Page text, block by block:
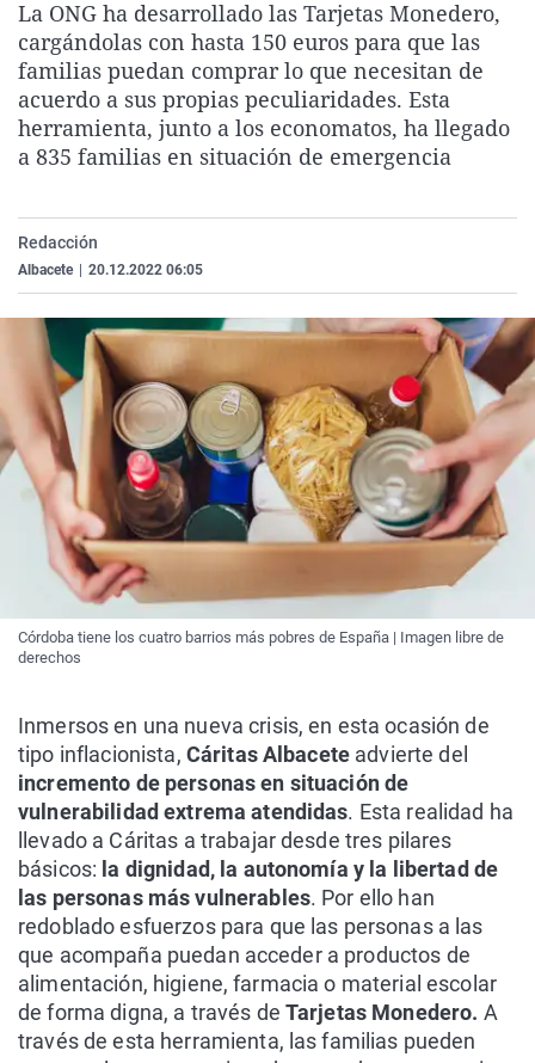
La rosa de los vientos
Gente viajera
Como el perro y el
Caso
Retornados
Equipo de
Operación Viuda
Extremadura
Galicia
La Rioja
Navarra
Virales
Televisión
Elecciones
La ONG ha desarrollado las Tarjetas Monedero,
cargándolas con hasta 150 euros para que las
familias puedan comprar lo que necesitan de
acuerdo a sus propias peculiaridades. Esta
herramienta, junto a los economatos, ha llegado
a 835 familias en situación de emergencia
Redacción
Albacete 20.12.2022 06:05
Córdoba tiene los cuatro barrios más pobres de España | Imagen libre de
derechos
Inmersos en una nueva crisis, en esta ocasión de
tipo inflacionista, Cáritas Albacete advierte del
incremento de personas en situación de
vulnerabilidad extrema atendidas. Esta realidad ha
llevado a Cáritas a trabajar desde tres pilares
básicos: la dignidad, la autonomía y la libertad de
las personas más vulnerables. Por ello han
redoblado esfuerzos para que las personas a las
que acompaña puedan acceder a productos de
alimentación, higiene, farmacia o material escolar
de forma digna, a través de Tarjetas Monedero. A
través de esta herramienta, las familias pueden